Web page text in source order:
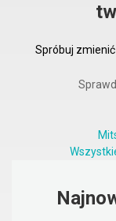
Spróbuj